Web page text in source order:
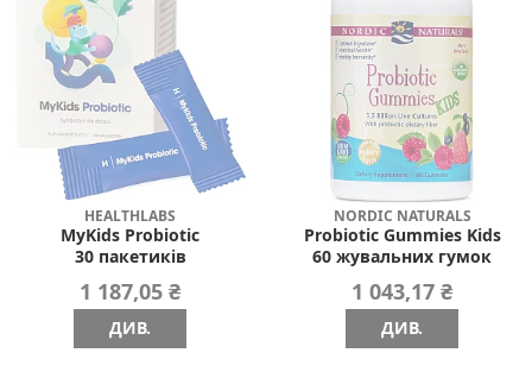
HEALTHLABS
MyKids Probiotic
30 пакетиків
1 187,05 ₴
ДИВ.
NORDIC NATURALS
Probiotic Gummies Kids
60 жувальних гумок
1 043,17 ₴
ДИВ.